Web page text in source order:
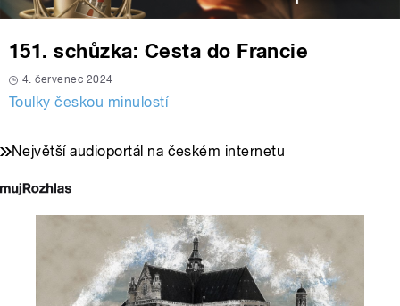
151. schůzka: Cesta do Francie
4. červenec 2024
Toulky českou minulostí
Největší audioportál na českém internetu